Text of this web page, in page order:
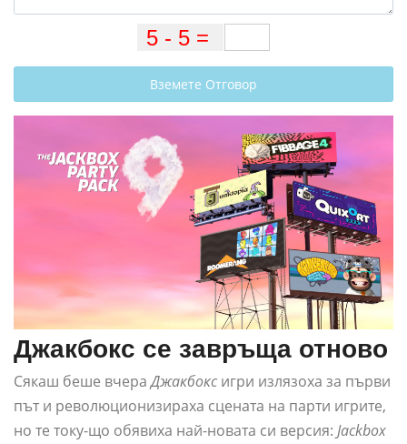
Вземете Отговор
Джакбокс се завръща отново
Сякаш беше вчераДжакбокс игри излязоха за първи
път и революционизираха сцената на парти игрите,
но те току-що обявиха най-новата си версия: Jackbox